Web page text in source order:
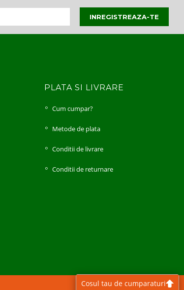
PLATA SI LIVRARE
Cum cumpar?
Metode de plata
Conditii de livrare
Conditii de returnare
Cosul tau de cumparaturi